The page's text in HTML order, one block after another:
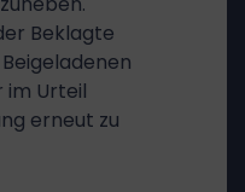
Beklagte
im Urteil
erneut zu